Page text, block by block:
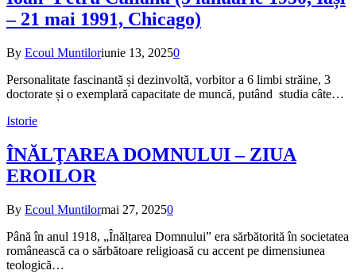
– 21 mai 1991, Chicago)
By Ecoul Muntiloriunie 13, 20250
Personalitate fascinantă și dezinvoltă, vorbitor a 6 limbi străine, 3
doctorate și o exemplară capacitate de muncă, putând studia câte…
Istorie
ÎNĂLŢAREA DOMNULUI – ZIUA
EROILOR
By Ecoul Muntilormai 27, 20250
Până în anul 1918, „Înălțarea Domnului” era sărbătorită în societatea
românească ca o sărbătoare religioasă cu accent pe dimensiunea
teologică…